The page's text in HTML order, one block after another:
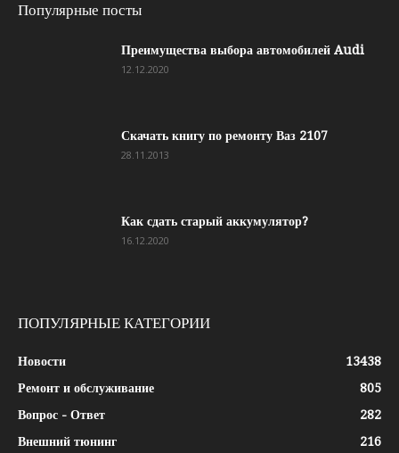
Популярные посты
Преимущества выбора автомобилей Audi
12.12.2020
Скачать книгу по ремонту Ваз 2107
28.11.2013
Как сдать старый аккумулятор?
16.12.2020
ПОПУЛЯРНЫЕ КАТЕГОРИИ
Новости
13438
Ремонт и обслуживание
805
Вопрос - Ответ
282
Внешний тюнинг
216